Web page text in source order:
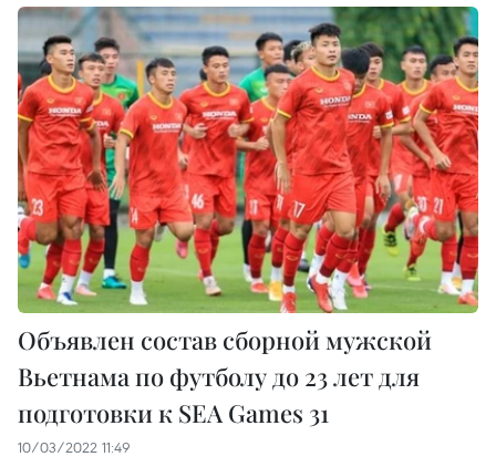
Объявлен состав сборной мужской
Вьетнама по футболу до 23 лет для
подготовки к SEA Games 31
10/03/2022 11:49